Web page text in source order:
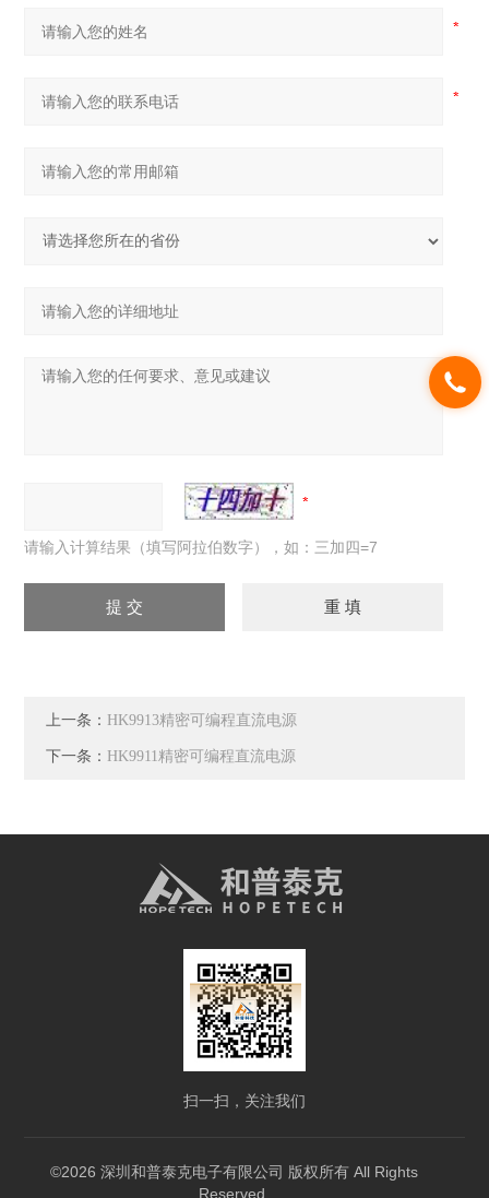
请输入计算结果（填写阿拉伯数字），如：三加四=7
上一条： HK9913精密可编程直流电源
下一条： HK9911精密可编程直流电源
扫一扫，关注我们
©2026 深圳和普泰克电子有限公司 版权所有 All Rights
Reserved.